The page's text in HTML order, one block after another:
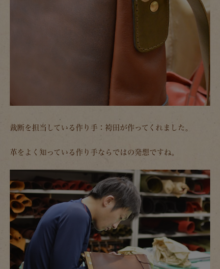
裁断を担当している作り手：袴田が作ってくれました。
革をよく知っている作り手ならではの発想ですね。